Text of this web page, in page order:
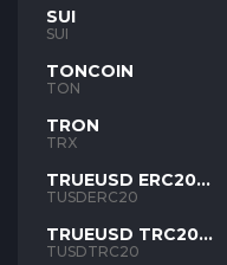
SUI
SUI
TONCOIN
TON
TRON
TRX
TRUEUSD ERC20
TUSD
TUSDERC20
TRUEUSD TRC20
TUSD
TUSDTRC20